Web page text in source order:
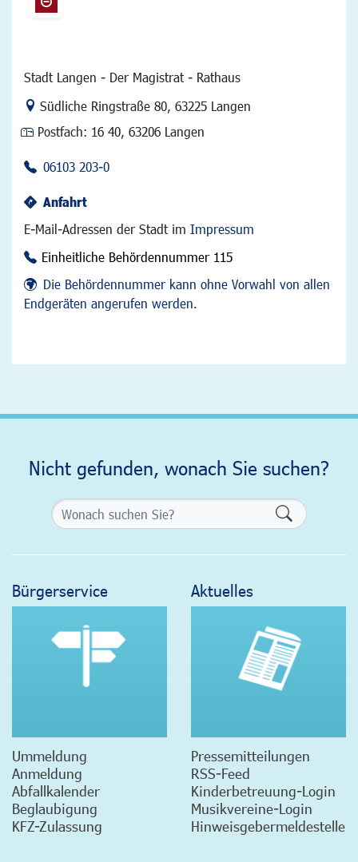
Stadt Langen - Der Magistrat - Rathaus
Link zur Google-Maps Navigation
Südliche Ringstraße 80, 63225 Langen
Postfach: 16 40, 63206 Langen
06103 203-0
Anfahrt
E-Mail-Adressen der Stadt im Impressum
Einheitliche Behördennummer 115
Die Behördennummer kann ohne Vorwahl von allen
Endgeräten angerufen werden.
Nicht gefunden, wonach Sie suchen?
Bürgerservice
Ummeldung
Anmeldung
Abfallkalender
Beglaubigung
KFZ-Zulassung
Aktuelles
Pressemitteilungen
RSS-Feed
Kinderbetreuung-Login
Musikvereine-Login
Hinweisgebermeldestelle